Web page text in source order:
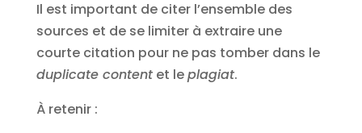
Il est important de citer l’ensemble des
sources et de se limiter à extraire une
courte citation pour ne pas tomber dans le
duplicate contentet leplagiat.
À retenir :